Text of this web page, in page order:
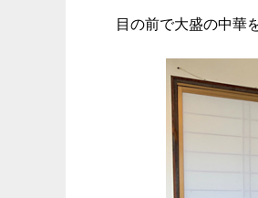
目の前で大盛の中華